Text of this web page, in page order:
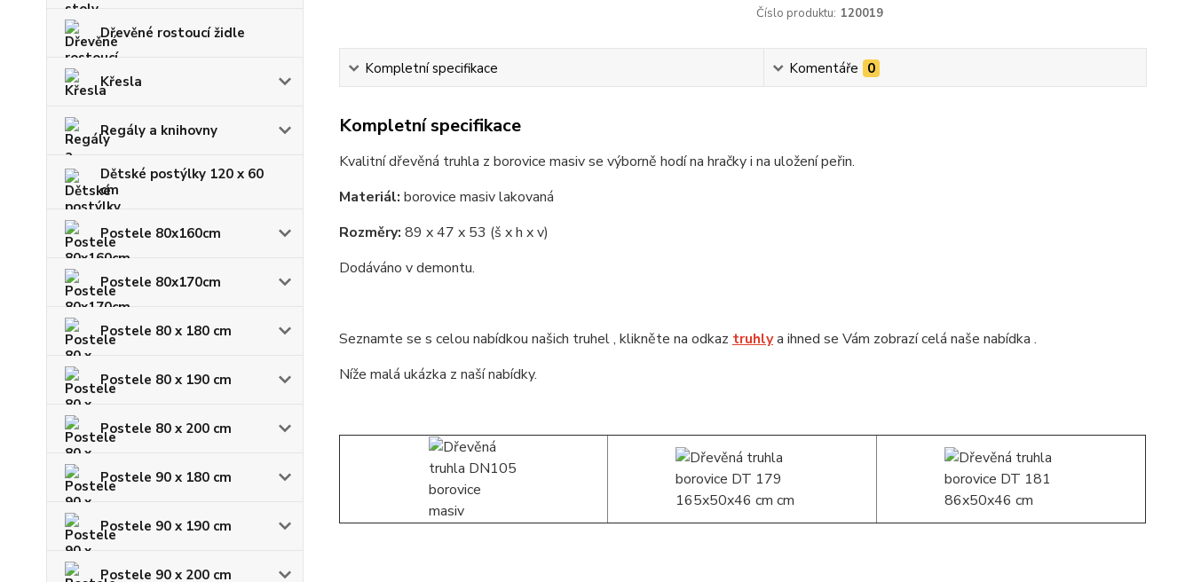
Dřevěné rostoucí židle
Křesla
Regály a knihovny
Dětské postýlky 120 x 60
cm
Postele 80x160cm
Postele 80x170cm
Postele 80 x 180 cm
Postele 80 x 190 cm
Postele 80 x 200 cm
Postele 90 x 180 cm
Postele 90 x 190 cm
Postele 90 x 200 cm
Číslo produktu: 120019
Kompletní specifikace Komentáře 0
Kompletní specifikace
Kvalitní dřevěná truhla z borovice masiv se výborně hodí na hračky i na uložení peřin.
Materiál: borovice masiv lakovaná
Rozměry: 89 x 47 x 53 (š x h x v)
Dodáváno v demontu.
Seznamte se s celou nabídkou našich truhel , klikněte na odkaz truhlya ihned se Vám zobrazí celá naše nabídka .
Níže malá ukázka z naší nabídky.